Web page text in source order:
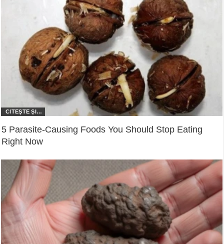
5 Parasite-Causing Foods You Should Stop Eating
Right Now